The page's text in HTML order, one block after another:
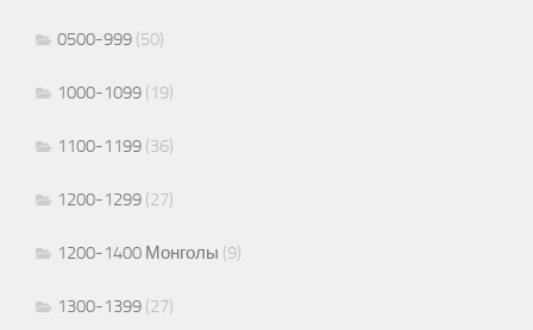
0500-999 (50)
1000-1099 (19)
1100-1199 (36)
1200-1299 (27)
1200-1400 Монголы (9)
1300-1399 (27)